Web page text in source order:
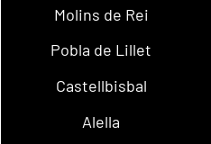
Molins de Rei
Pobla de Lillet
Castellbisbal
Alella